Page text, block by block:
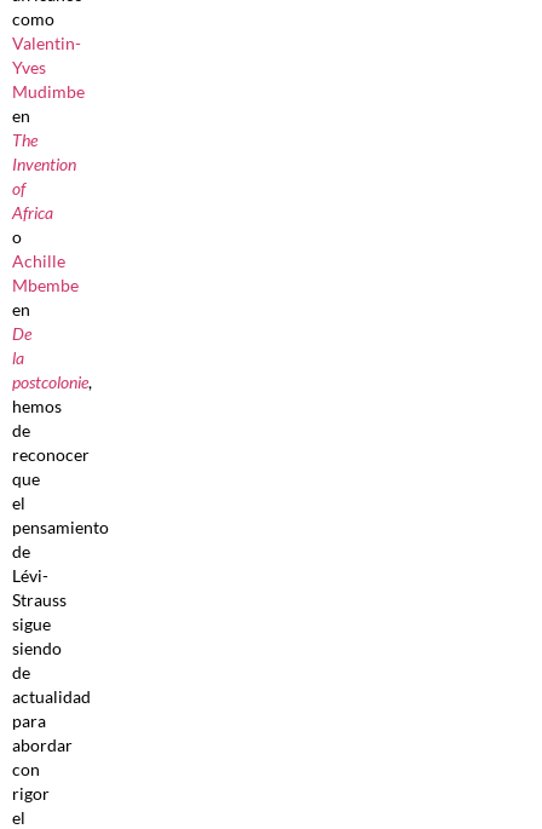
como
Valentin-
Yves
Mudimbe
en
The
Invention
of
Africa
o
Achille
Mbembe
en
De
la
postcolonie,
hemos
de
reconocer
que
el
pensamiento
de
Lévi-
Strauss
sigue
siendo
de
actualidad
para
abordar
con
rigor
el